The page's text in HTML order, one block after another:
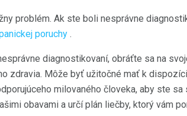
problém. Ak ste boli nesprávne
poruchy .
diagnostikovaní, obráťte sa na
zdravia. Môže byť užitočné mať k
milovaného človeka, aby ste
obavami a určí plán liečby, ktorý vám